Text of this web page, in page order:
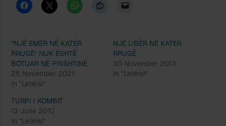
“NJË EMËR NË KATËR
RRUGË” NUK ËSHTË
BOTUAR NË PRISHTINË
25 November 2021
In "Letërsi"
NJË LIBËR NË KATËR
RRUGË
30 November 2013
In "Letërsi"
TURPI I KOMBIT
13 June 2010
In "Letërsi"